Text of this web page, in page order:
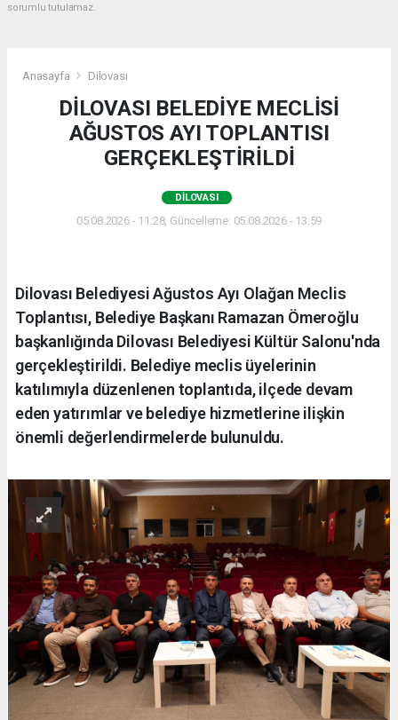
sorumlu tutulamaz.
Anasayfa Dilovası
DİLOVASI BELEDİYE MECLİSİ
AĞUSTOS AYI TOPLANTISI
GERÇEKLEŞTİRİLDİ
DILOVASI
05.08.2026 - 11:28, Güncelleme: 05.08.2026 - 13:59
Dilovası Belediyesi Ağustos Ayı Olağan Meclis
Toplantısı, Belediye Başkanı Ramazan Ömeroğlu
başkanlığında Dilovası Belediyesi Kültür Salonu'nda
gerçekleştirildi. Belediye meclis üyelerinin
katılımıyla düzenlenen toplantıda, ilçede devam
eden yatırımlar ve belediye hizmetlerine ilişkin
önemli değerlendirmelerde bulunuldu.